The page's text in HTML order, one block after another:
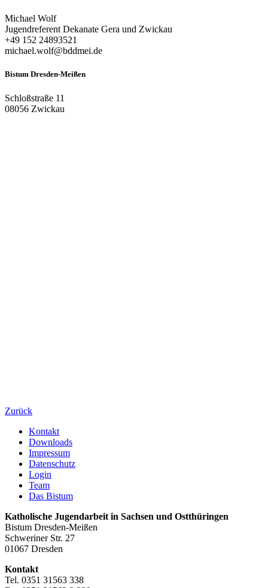
Michael Wolf
Jugendreferent Dekanate Gera und Zwickau
+49 152 24893521
michael.wolf@bddmei.de
Bistum Dresden-Meißen
Schloßstraße 11
08056 Zwickau
Zurück
Kontakt
Downloads
Impressum
Datenschutz
Login
Team
Das Bistum
Katholische Jugendarbeit in Sachsen und Ostthüringen
Bistum Dresden-Meißen
Schweriner Str. 27
01067 Dresden
Kontakt
Tel. 0351 31563 338